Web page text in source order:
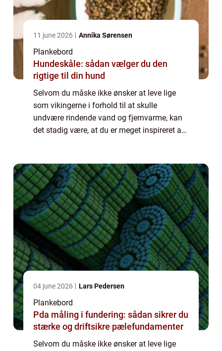
11 june 2026 Annika Sørensen
Plankebord
Hundeskåle: sådan vælger du den
rigtige til din hund
Selvom du måske ikke ønsker at leve lige
som vikingerne i forhold til at skulle
undvære rindende vand og fjernvarme, kan
det stadig være, at du er meget inspireret af
04 june 2026 Lars Pedersen
Plankebord
Pda måling i fundering: sådan sikrer du
stærke og driftsikre pælefundamenter
Selvom du måske ikke ønsker at leve lige